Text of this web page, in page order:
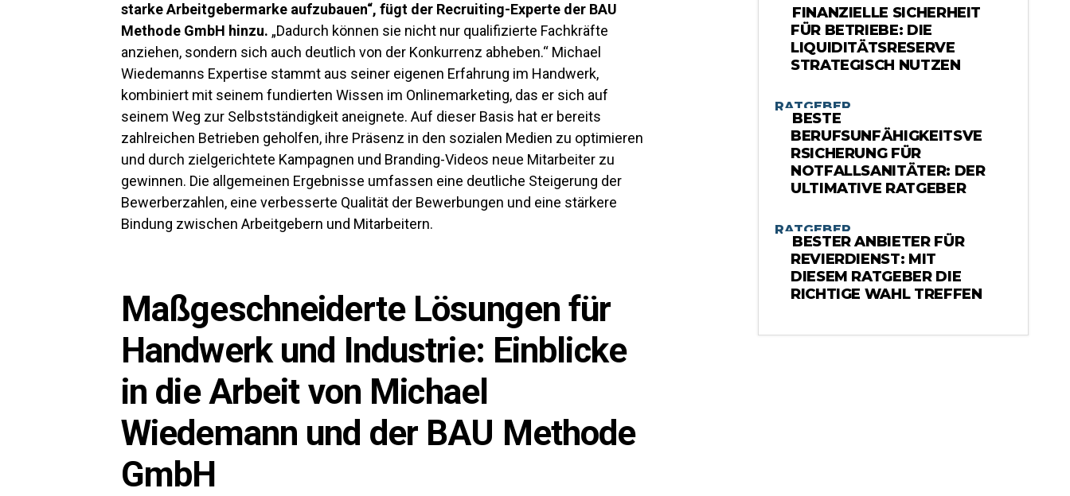
starke Arbeitgebermarke aufzubauen“, fügt der Recruiting-Experte der BAU
Methode GmbH hinzu. „Dadurch können sie nicht nur qualifizierte Fachkräfte
anziehen, sondern sich auch deutlich von der Konkurrenz abheben.“ Michael
Wiedemanns Expertise stammt aus seiner eigenen Erfahrung im Handwerk,
kombiniert mit seinem fundierten Wissen im Onlinemarketing, das er sich auf
seinem Weg zur Selbstständigkeit aneignete. Auf dieser Basis hat er bereits
zahlreichen Betrieben geholfen, ihre Präsenz in den sozialen Medien zu optimieren
und durch zielgerichtete Kampagnen und Branding-Videos neue Mitarbeiter zu
gewinnen. Die allgemeinen Ergebnisse umfassen eine deutliche Steigerung der
Bewerberzahlen, eine verbesserte Qualität der Bewerbungen und eine stärkere
Bindung zwischen Arbeitgebern und Mitarbeitern.
Maßgeschneiderte Lösungen für
Handwerk und Industrie: Einblicke
in die Arbeit von Michael
Wiedemann und der BAU Methode
GmbH
FINANZIELLE SICHERHEIT
FÜR BETRIEBE: DIE
LIQUIDITÄTSRESERVE
STRATEGISCH NUTZEN
RATGEBER
BESTE
BERUFSUNFÄHIGKEITSVE
RSICHERUNG FÜR
NOTFALLSANITÄTER: DER
ULTIMATIVE RATGEBER
RATGEBER
BESTER ANBIETER FÜR
REVIERDIENST: MIT
DIESEM RATGEBER DIE
RICHTIGE WAHL TREFFEN